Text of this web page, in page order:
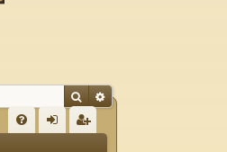
SucheErweiterte Suche
S